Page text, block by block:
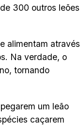
300 outros leões
alimentam através
Na verdade, o
tornando
um leão
caçarem